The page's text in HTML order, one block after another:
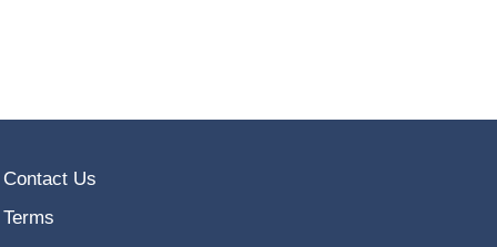
Contact Us
Terms